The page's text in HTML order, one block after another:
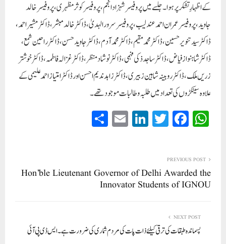
کے اظہارِ تشکر پر ہوا۔ جلسے میں پروفیسر شہزاد انجم، پروفیسر کوثر مظہری، پروفیسر خالد
جاوید، پروفیسر عمران احمد عندلیب، پروفیسر سرورالہدیٰ، ڈاکٹر خالد مبشر، ڈاکٹر مشیر احمد،
ڈاکٹر سید تنویر حسین، ڈاکٹر محمد مقیم، ڈاکٹر محمد آدم، ڈاکٹر جاوید حسن، ڈاکٹر راحین شمع،
ڈاکٹر شاہنواز فیاض، ڈاکٹر ساجد ذکی فہمی، ڈاکٹر نوشاد منظر، ڈاکٹر غزالہ فاطمہ، ڈاکٹر خوشتر
زریں ملک ، ڈاکٹر روبینہ شاہین زبیری ، ڈاکٹر زاہد ندیم احسن اور ڈاکٹر امتیاز احمد علیمی کے
علاوہ سینکڑوں کی تعداد میں طلبہ و طالبات موجود تھے۔
W
ha
A
pp
Fa
ce
ok
T
wi
r
Li
nk
In
E
m
PREVIOUS POST
Hon’ble Lieutenant Governor of Delhi Awarded the
Innovator Students of IGNOU
NEXT POST
پسماندہ طبقات کی ترقی کیلئے ذات پات کی مردم شماری کی ضرور ت ہے۔ ایس ڈی پی آئی